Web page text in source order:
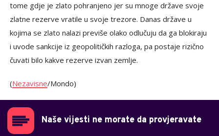
tome gdje je zlato pohranjeno jer su mnoge države svoje
zlatne rezerve vratile u svoje trezore. Danas države u
kojima se zlato nalazi previše olako odlučuju da ga blokiraju
i uvode sankcije iz geopolitičkih razloga, pa postaje rizično
čuvati bilo kakve rezerve izvan zemlje.
(Nezavisne/Mondo)
Naše vijesti ne morate da provjeravate